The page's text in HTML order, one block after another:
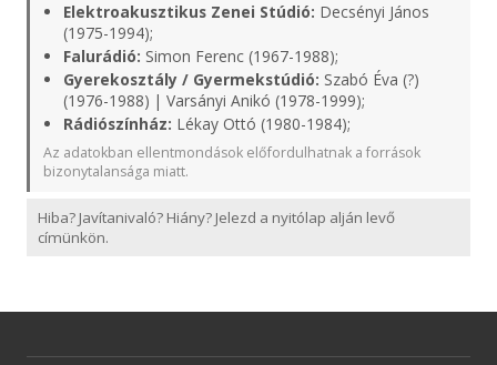
Elektroakusztikus Zenei Stúdió: Decsényi János
(1975-1994);
Falurádió: Simon Ferenc (1967-1988);
Gyerekosztály / Gyermekstúdió: Szabó Éva (?)
(1976-1988) | Varsányi Anikó (1978-1999);
Rádiószínház: Lékay Ottó (1980-1984);
Az adatokban ellentmondások előfordulhatnak a források
bizonytalansága miatt.
Hiba? Javítanivaló? Hiány? Jelezd a nyitólap alján levő
címünkön.